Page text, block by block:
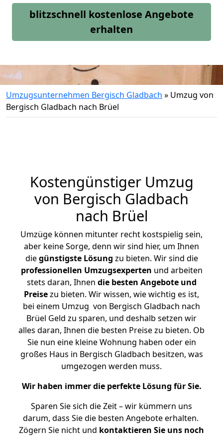
blitzschnell kostenlose Angebote
erhalten
Umzugsunternehmen Bergisch Gladbach » Umzug von
Bergisch Gladbach nach Brüel
Kostengünstiger Umzug
von Bergisch Gladbach
nach Brüel
Umzüge können mitunter recht kostspielig sein,
aber keine Sorge, denn wir sind hier, um Ihnen
diegünstigste Lösung zu bieten. Wir sind die
professionellen Umzugsexperten und arbeiten
stets daran, Ihnen die besten Angebote und
Preisezu bieten. Wir wissen, wie wichtig es ist,
bei einem Umzug von Bergisch Gladbach nach
Brüel Geld zu sparen, und deshalb setzen wir
alles daran, Ihnen die besten Preise zu bieten. Ob
Sie nun eine kleine Wohnung haben oder ein
großes Haus in Bergisch Gladbach besitzen, was
umgezogen werden muss.
Wir haben immer die perfekte Lösung für Sie.
Sparen Sie sich die Zeit – wir kümmern uns
darum, dass Sie die besten Angebote erhalten.
Zögern Sie nicht und kontaktieren Sie uns noch